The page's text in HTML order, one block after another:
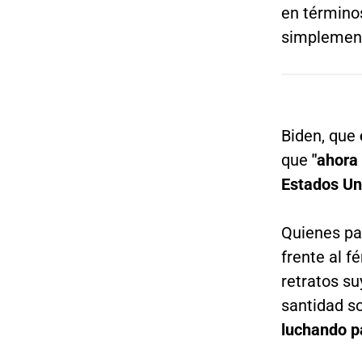
en
Biden, que
que
Estados
Quienes
frente al
retratos
santidad
luchando